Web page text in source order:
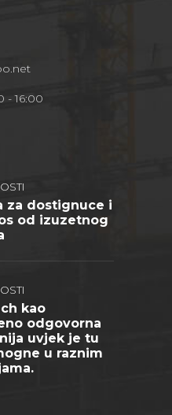
- 16:00
za dostignuce i
od izuzetnog
kao
odgovorna
uvjek je tu
u raznim